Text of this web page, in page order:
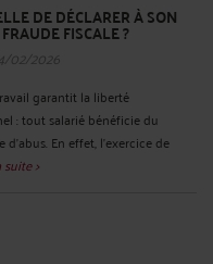
DE DÉCLARER À SON
FISCALE ?
02/2026
garantit la liberté
: tout salarié bénéficie du
En effet, l’exercice de
>